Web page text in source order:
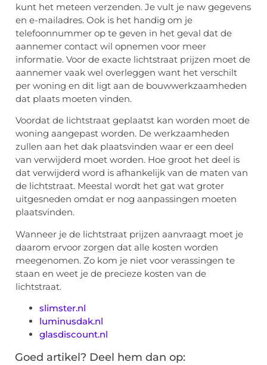
kunt het meteen verzenden. Je vult je naw gegevens
en e-mailadres. Ook is het handig om je
telefoonnummer op te geven in het geval dat de
aannemer contact wil opnemen voor meer
informatie. Voor de exacte lichtstraat prijzen moet de
aannemer vaak wel overleggen want het verschilt
per woning en dit ligt aan de bouwwerkzaamheden
dat plaats moeten vinden.
Voordat de lichtstraat geplaatst kan worden moet de
woning aangepast worden. De werkzaamheden
zullen aan het dak plaatsvinden waar er een deel
van verwijderd moet worden. Hoe groot het deel is
dat verwijderd word is afhankelijk van de maten van
de lichtstraat. Meestal wordt het gat wat groter
uitgesneden omdat er nog aanpassingen moeten
plaatsvinden.
Wanneer je de lichtstraat prijzen aanvraagt moet je
daarom ervoor zorgen dat alle kosten worden
meegenomen. Zo kom je niet voor verassingen te
staan en weet je de precieze kosten van de
lichtstraat.
slimster.nl
luminusdak.nl
glasdiscount.nl
Goed artikel? Deel hem dan op: